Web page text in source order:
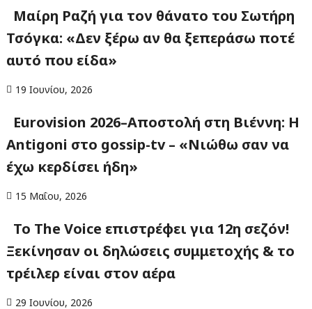
Μαίρη Ραζή για τον θάνατο του Σωτήρη
Τσόγκα: «Δεν ξέρω αν θα ξεπεράσω ποτέ
αυτό που είδα»
19 Ιουνίου, 2026
Eurovision 2026–Αποστολή στη Βιέννη: Η
Antigoni στο gossip-tv – «Νιώθω σαν να
έχω κερδίσει ήδη»
15 Μαΐου, 2026
Το The Voice επιστρέφει για 12η σεζόν!
Ξεκίνησαν οι δηλώσεις συμμετοχής & το
τρέιλερ είναι στον αέρα
29 Ιουνίου, 2026